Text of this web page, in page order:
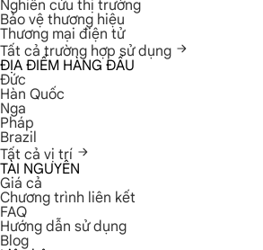
Nghiên cứu thị trường
Bảo vệ thương hiệu
Thương mại điện tử
Tất cả trường hợp sử dụng
ĐỊA ĐIỂM HÀNG ĐẦU
Đức
Hàn Quốc
Nga
Pháp
Brazil
Tất cả vị trí
TÀI NGUYÊN
Giá cả
Chương trình liên kết
FAQ
Hướng dẫn sử dụng
Blog